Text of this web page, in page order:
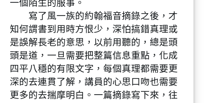
一個陌生的服事。
寫了風一族的約翰福音摘錄之後，才
知何謂書到用時方恨少，深怕搞錯真理或
是誤解長老的意思，以前用聽的，總是頭
頭是道，一旦需要把整篇信息重點，化成
四平八穩的有限文字，每個真理都需要更
深的去連貫了解，講員的心思口吻也需要
更多的去揣摩明白。一篇摘錄寫下來，往